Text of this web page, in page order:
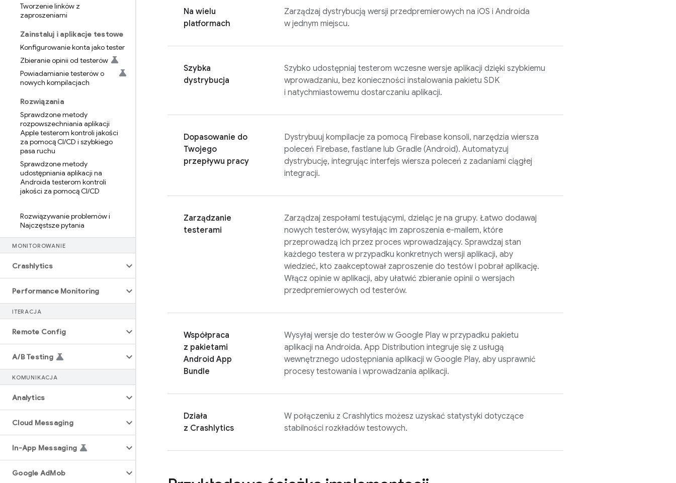
Tworzenie linków z
zaproszeniami
Zainstaluj i aplikacje testowe
Konfigurowanie konta jako tester
Zbieranie opinii od testerów
Powiadamianie testerów o
nowych kompilacjach
Rozwiązania
Sprawdzone metody
rozpowszechniania aplikacji
Apple testerom kontroli jakości
za pomocą CI/CD i szybkiego
pasa ruchu
Sprawdzone metody
udostępniania aplikacji na
Androida testerom kontroli
jakości za pomocą CI/CD
Rozwiązywanie problemów i
Najczęstsze pytania
MONITOROWANIE
Crashlytics
Performance Monitoring
ITERACJA
Remote Config
A/B Testing
KOMUNIKACJA
Analytics
Cloud Messaging
In-App Messaging
Google AdMob
Na wielu
platformach
Zarządzaj dystrybucją wersji przedpremierowych na iOS i Androida
w jednym miejscu.
Szybka
dystrybucja
Szybko udostępniaj testerom wczesne wersje aplikacji dzięki szybkiemu
wprowadzaniu, bez konieczności instalowania pakietu SDK
i natychmiastowemu dostarczaniu aplikacji.
Dopasowanie do
Twojego
przepływu pracy
Dystrybuuj kompilacje za pomocą Firebase konsoli, narzędzia wiersza
poleceń Firebase, fastlane lub Gradle (Android). Automatyzuj
dystrybucję, integrując interfejs wiersza poleceń z zadaniami ciągłej
integracji.
Zarządzanie
testerami
Zarządzaj zespołami testującymi, dzieląc je na grupy. Łatwo dodawaj
nowych testerów, wysyłając im zaproszenia e-mailem, które
przeprowadzą ich przez proces wprowadzający. Sprawdzaj stan
każdego testera w przypadku konkretnych wersji aplikacji, aby
wiedzieć, kto zaakceptował zaproszenie do testów i pobrał aplikację.
Włącz opinie w aplikacji, aby ułatwić zbieranie opinii o wersjach
przedpremierowych od testerów.
Współpraca
z pakietami
Android App
Bundle
Wysyłaj wersje do testerów w Google Play w przypadku pakietu
aplikacji na Androida. App Distribution integruje się z usługą
wewnętrznego udostępniania aplikacji w Google Play, aby usprawnić
procesy testowania i wprowadzania aplikacji.
Działa
z Crashlytics
W połączeniu z Crashlytics możesz uzyskać statystyki dotyczące
stabilności rozkładów testowych.